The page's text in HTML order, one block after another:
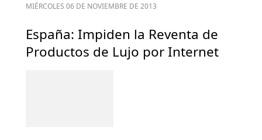
MIÉRCOLES 06 DE NOVIEMBRE DE 2013
España: Impiden la Reventa de
Productos de Lujo por Internet